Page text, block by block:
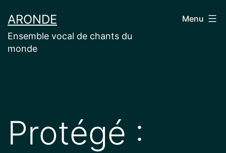
au
contenu
ARONDE
Ensemble vocal de chants du
monde
Menu
Protégé :